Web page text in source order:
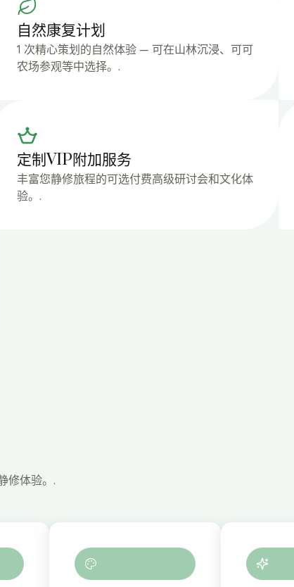
自然康复计划
1 次精心策划的自然体验 — 可在山林沉浸、可可
农场参观等中选择。.
定制VIP附加服务
丰富您静修旅程的可选付费高级研讨会和文化体
验。.
修体验。.